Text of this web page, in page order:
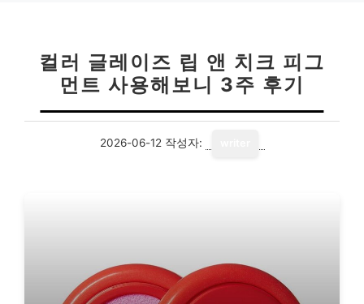
컬러 글레이즈 립 앤 치크 피그
먼트 사용해보니 3주 후기
2026-06-12 작성자: